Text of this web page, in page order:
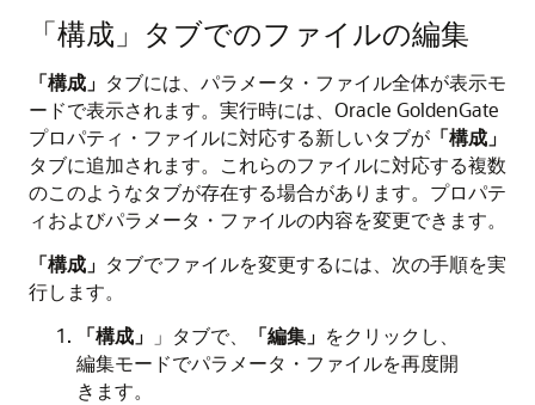
「構成」タブでのファイルの編集
「構成」 タブには、パラメータ・ファイル全体が表示モ
ードで表示されます。実行時には、 Oracle GoldenGate
プロパティ・ファイルに対応する新しいタブが 「構成」
タブに追加されます。これらのファイルに対応する複数
のこのようなタブが存在する場合があります。プロパテ
ィおよびパラメータ・ファイルの内容を変更できます。
「構成」 タブでファイルを変更するには、次の手順を実
行します。
「構成」
」タブで、 「編集」 をクリックし、
編集モードでパラメータ・ファイルを再度開
きます。